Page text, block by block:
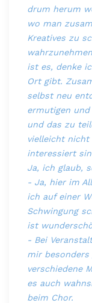
drum herum
wo man
Kreatives zu
ist es, denke
Ort gibt.
selbst neu
ermutigen
und das zu
vielleicht
interessiert
Ja, ich glaub,
- Ja, hier im
ich auf einer
Schwingung
ist
- Bei
mir
verschiedene
es auch
beim Chor.